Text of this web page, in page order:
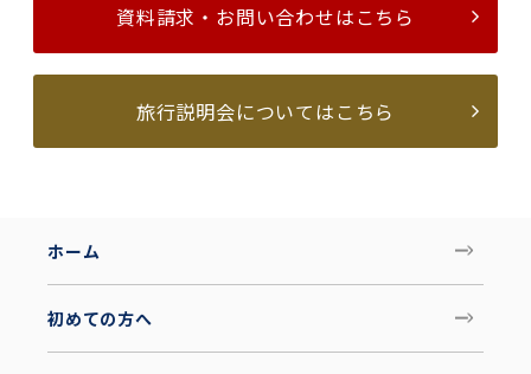
資料請求・お問い合わせはこちら
旅行説明会についてはこちら
ホーム
初めての方へ